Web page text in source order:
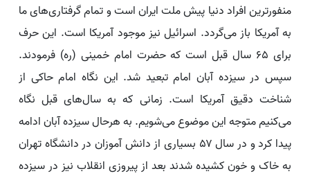
منفورترین افراد دنیا پیش ملت ایران است و تمام گرفتاری‌های ما
به آمریکا باز می‌گردد. اسرائیل نیز موجود آمریکا است. این حرف
برای ۶۵ سال قبل است که حضرت امام خمینی (ره) فرمودند.
سپس در سیزده آبان‌ امام تبعید شد. این نگاه امام حاکی از
شناخت دقیق آمریکا است. زمانی که به سال‌های قبل نگاه
می‌کنیم متوجه این موضوع می‌شویم. به هرحال سیزده آبان ادامه
پیدا کرد و در سال ۵۷ بسیاری از دانش آموزان در دانشگاه تهران
به خاک و خون کشیده شدند بعد از پیروزی انقلاب نیز در سیزده